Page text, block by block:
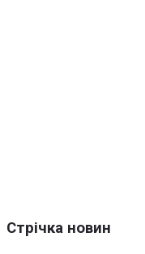
Стрічка новин